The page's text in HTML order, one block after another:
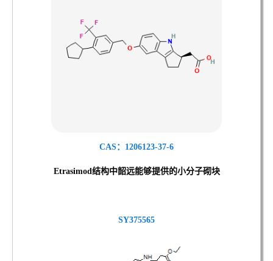
CAS：1206123-37-6
Etrasimod结构中韶远能够提供的小分子砌块
SY375565